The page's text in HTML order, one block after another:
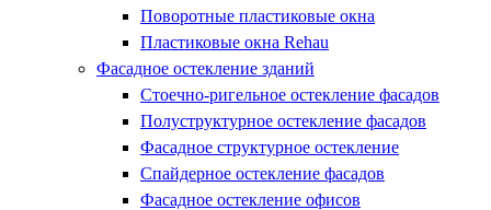
Поворотные пластиковые окна
Пластиковые окна Rehau
Фасадное остекление зданий
Стоечно-ригельное остекление фасадов
Полуструктурное остекление фасадов
Фасадное структурное остекление
Спайдерное остекление фасадов
Фасадное остекление офисов